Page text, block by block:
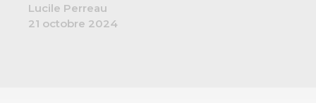
Lucile Perreau
21 octobre 2024